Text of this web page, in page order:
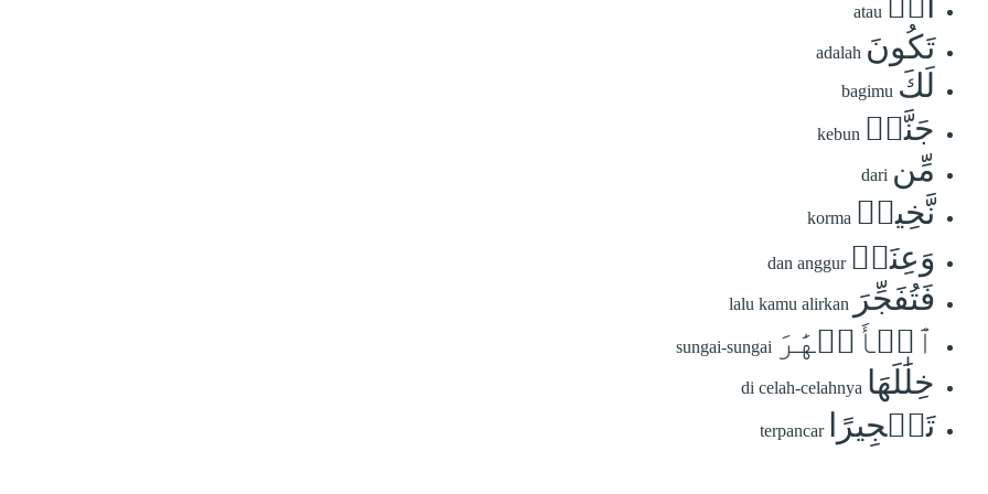
atau
تَكُونَ adalah
لَكَ bagimu
جَنَّةٞ kebun
مِّن dari
نَّخِيلٖ korma
وَعِنَبٖ dan anggur
فَتُفَجِّرَ lalu kamu alirkan
ٱلۡأَنۡهَٰرَ sungai-sungai
خِلَٰلَهَا di celah-celahnya
تَفۡجِيرًا terpancar